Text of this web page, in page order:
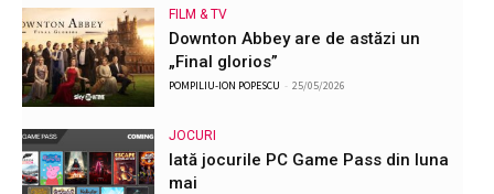
FILM & TV
Downton Abbey are de astăzi un
„Final glorios”
POMPILIU-ION POPESCU - 25/05/2026
JOCURI
Iată jocurile PC Game Pass din luna
mai